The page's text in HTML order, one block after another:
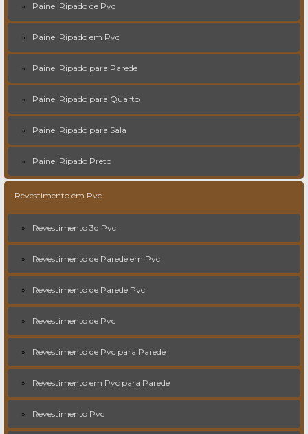
Painel Ripado de Pvc
Painel Ripado em Pvc
Painel Ripado para Parede
Painel Ripado para Quarto
Painel Ripado para Sala
Painel Ripado Preto
Revestimento em Pvc
Revestimento 3d Pvc
Revestimento de Parede em Pvc
Revestimento de Parede Pvc
Revestimento de Pvc
Revestimento de Pvc para Parede
Revestimento em Pvc para Parede
Revestimento Pvc